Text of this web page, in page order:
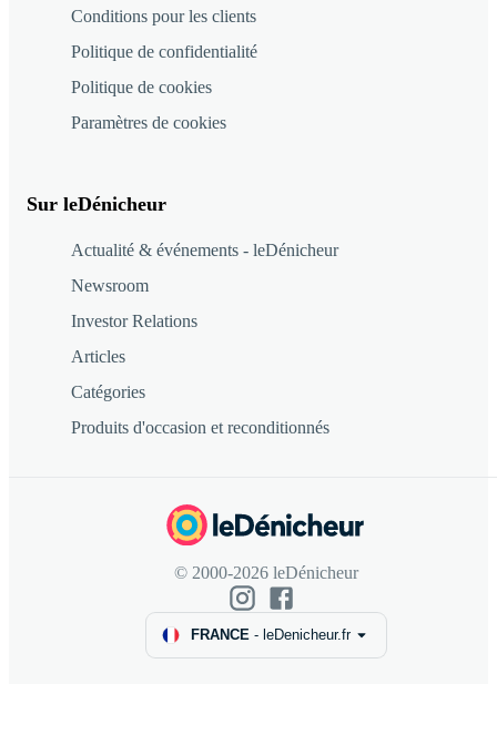
Conditions pour les clients
Politique de confidentialité
Politique de cookies
Paramètres de cookies
Sur leDénicheur
Actualité & événements - leDénicheur
Newsroom
Investor Relations
Articles
Catégories
Produits d'occasion et reconditionnés
© 2000-2026 leDénicheur
FRANCE - leDenicheur.fr